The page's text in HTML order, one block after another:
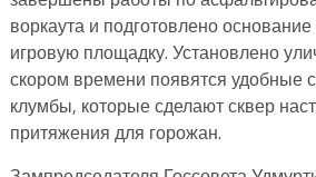
воркаута и подготовлено
игровую площадку. Установлено
скором времени появятся удобные
клумбы, которые сделают сквер
притяжения для горожан.